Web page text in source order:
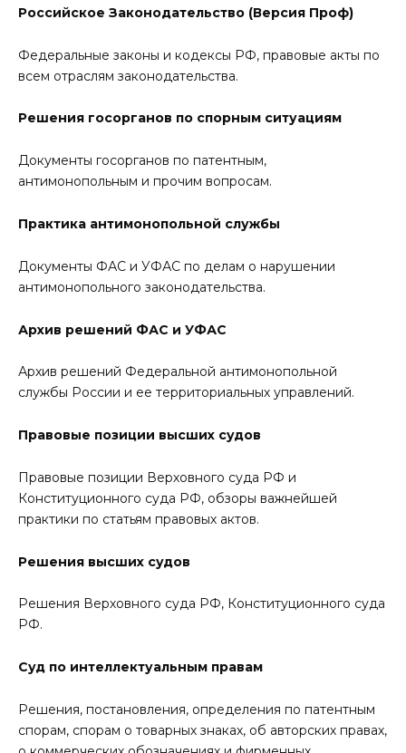
Российское Законодательство (Версия Проф)
Федеральные законы и кодексы РФ, правовые акты по
всем отраслям законодательства.
Решения госорганов по спорным ситуациям
Документы госорганов по патентным,
антимонопольным и прочим вопросам.
Практика антимонопольной службы
Документы ФАС и УФАС по делам о нарушении
антимонопольного законодательства.
Архив решений ФАС и УФАС
Архив решений Федеральной антимонопольной
службы России и ее территориальных управлений.
Правовые позиции высших судов
Правовые позиции Верховного суда РФ и
Конституционного суда РФ, обзоры важнейшей
практики по статьям правовых актов.
Решения высших судов
Решения Верховного суда РФ, Конституционного суда
РФ.
Суд по интеллектуальным правам
Решения, постановления, определения по патентным
спорам, спорам о товарных знаках, об авторских правах,